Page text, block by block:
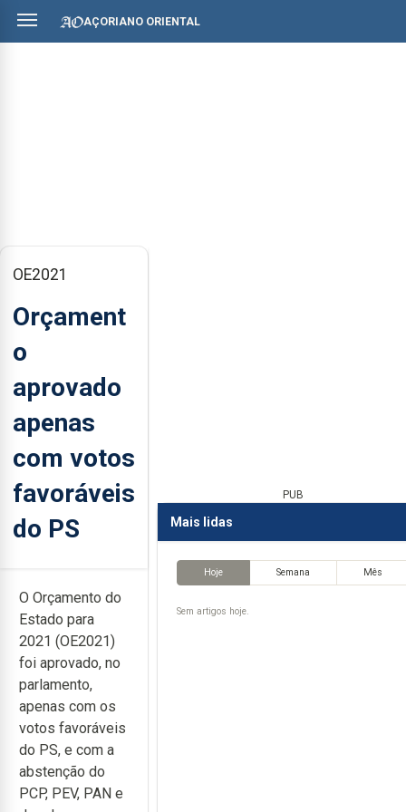
AÇORIANO ORIENTAL
OE2021
Orçament
o
aprovado
apenas
com votos
favoráveis
do PS
O Orçamento do
Estado para
2021 (OE2021)
foi aprovado, no
parlamento,
apenas com os
votos favoráveis
do PS, e com a
abstenção do
PCP, PEV, PAN e
PUB
Mais lidas
Hoje Semana Mês
Sem artigos hoje.